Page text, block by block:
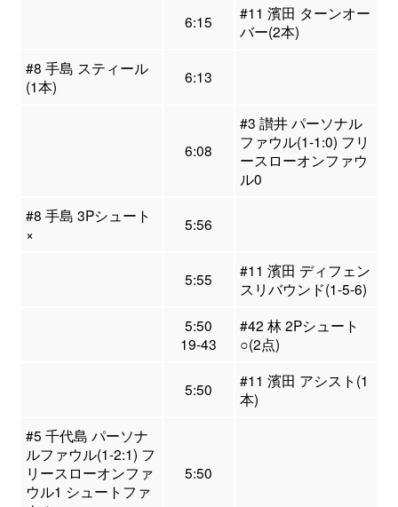
6:15
#11 濱田 ターンオー
バー(2本)
#8 手島 スティール
(1本)
6:13
6:08
#3 讃井 パーソナル
ファウル(1-1:0) フリ
ースローオンファウ
ル0
#8 手島 3Pシュート
×
5:56
5:55
#11 濱田 ディフェン
スリバウンド(1-5-6)
5:50
19-43
#42 林 2Pシュート
○(2点)
5:50
#11 濱田 アシスト(1
本)
#5 千代島 パーソナ
ルファウル(1-2:1) フ
リースローオンファ
ウル1 シュートファ
5:50